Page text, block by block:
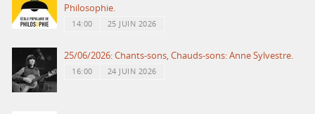
Philosophie.
14:00 25 JUIN 2026
25/06/2026: Chants-sons, Chauds-sons: Anne Sylvestre.
16:00 24 JUIN 2026